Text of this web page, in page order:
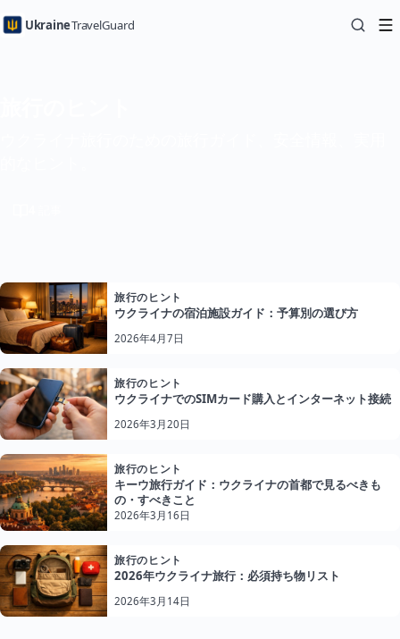
UkraineTravelGuard
旅行のヒント
ウクライナの宿泊施設ガイド：予算別の選び方
2026年4月7日
旅行のヒント
ウクライナでのSIMカード購入とインターネット接続
2026年3月20日
旅行のヒント
キーウ旅行ガイド：ウクライナの首都で見るべきも
の・すべきこと
2026年3月16日
旅行のヒント
2026年ウクライナ旅行：必須持ち物リスト
2026年3月14日